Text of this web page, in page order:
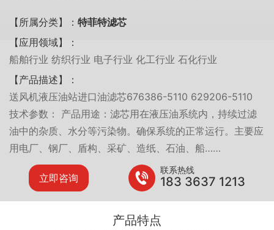
【所属分类】： 特菲特滤芯
【应用领域】：
船舶行业 纺织行业 电子行业 化工行业 石化行业
【产品描述】：
送风机液压油站进口油滤芯676386-5110 629206-5110
技术参数： 产品用途：滤芯用在液压油系统内，持续过滤
油中的杂质、水分等污染物。确保系统的正常运行。主要应
用电厂、钢厂、盾构、采矿、造纸、石油、船……
立即咨询
联系热线
183 3637 1213
产品特点